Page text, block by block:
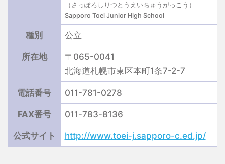
（さっぽろしりつとうえいちゅうがっこう）
Sapporo Toei Junior High School
種別 公立
所在地
〒065-0041
北海道札幌市東区本町1条7-2-7
電話番号 011-781-0278
FAX番号 011-783-8136
公式サイト http://www.toei-j.sapporo-c.ed.jp/